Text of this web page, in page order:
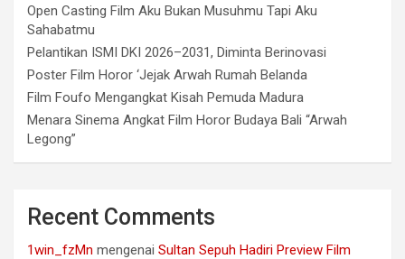
Open Casting Film Aku Bukan Musuhmu Tapi Aku
Sahabatmu
Pelantikan ISMI DKI 2026–2031, Diminta Berinovasi
Poster Film Horor ‘Jejak Arwah Rumah Belanda
Film Foufo Mengangkat Kisah Pemuda Madura
Menara Sinema Angkat Film Horor Budaya Bali “Arwah
Legong”
Recent Comments
1win_fzMn mengenai Sultan Sepuh Hadiri Preview Film